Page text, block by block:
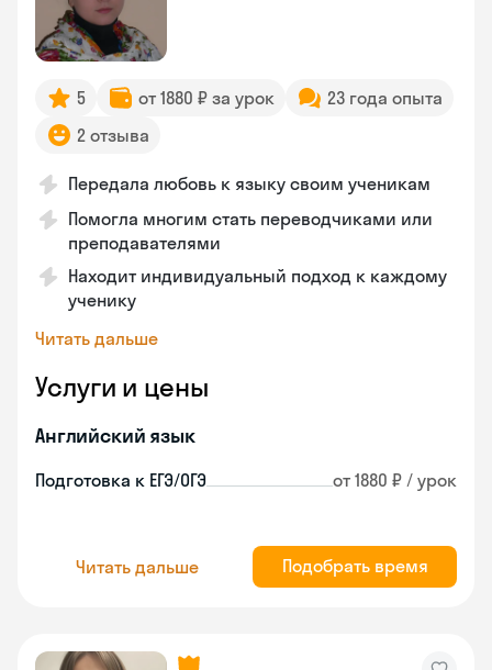
5 от 1880 ₽ за урок
23 года опыта
2 отзыва
Передала любовь к языку своим ученикам
Помогла многим стать переводчиками или
преподавателями
Находит индивидуальный подход к каждому
ученику
Читать дальше
Услуги и цены
Английский язык
Подготовка к ЕГЭ/ОГЭ от 1880 ₽ / урок
Читать дальше Подобрать время